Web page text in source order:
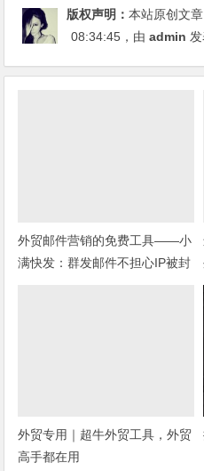
版权声明：本站原创文
08:34:45 ，由admin
外贸邮件营销的免费工具——小
满快发：群发邮件不担心IP被封
外贸专用｜超牛外贸工具，外贸
高手都在用